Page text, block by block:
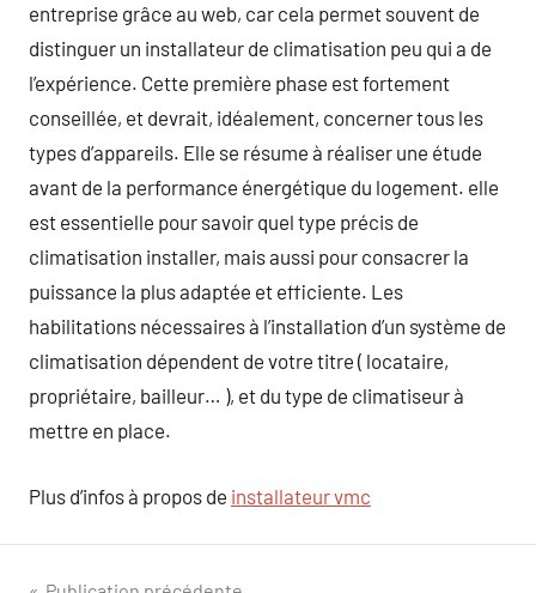
entreprise grâce au web, car cela permet souvent de
distinguer un installateur de climatisation peu qui a de
l’expérience. Cette première phase est fortement
conseillée, et devrait, idéalement, concerner tous les
types d’appareils. Elle se résume à réaliser une étude
avant de la performance énergétique du logement. elle
est essentielle pour savoir quel type précis de
climatisation installer, mais aussi pour consacrer la
puissance la plus adaptée et efficiente. Les
habilitations nécessaires à l’installation d’un système de
climatisation dépendent de votre titre ( locataire,
propriétaire, bailleur… ), et du type de climatiseur à
mettre en place.
Plus d’infos à propos de installateur vmc